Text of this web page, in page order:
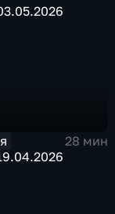
28 мин